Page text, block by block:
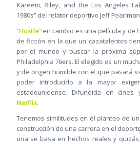
Kareem, Riley, and the Los Angeles
1980s” del relator deportivo Jeff
“Hustle”en cambio es una película y de
de ficción en la que un cazatalentos
por el mundo y buscar la próxima
Philadelphia 76ers. El elegido es un
y de origen humilde con el que pasará
poder introducirlo a la mayor
estadounidense. Difundida en
Netflix.
Tenemos similitudes en el planteo de
construcción de una carrera en el
una se basa en hechos reales y